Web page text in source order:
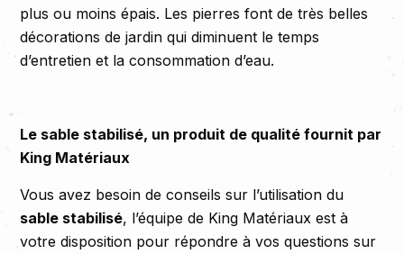
plus ou moins épais. Les pierres font de très belles
décorations de jardin qui diminuent le temps
d’entretien et la consommation d’eau.
Le sable stabilisé, un produit de qualité fournit par
King Matériaux
Vous avez besoin de conseils sur l’utilisation du
sable stabilisé, l’équipe de King Matériaux est à
votre disposition pour répondre à vos questions sur